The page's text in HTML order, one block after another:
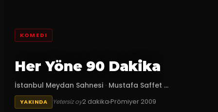
KOMEDI
Her Yöne 90 Dakika
İstanbul Meydan Sahnesi · Mustafa Saffet ...
YAKINDA Yetersiz oy2 dakikaPrömiyer 2009